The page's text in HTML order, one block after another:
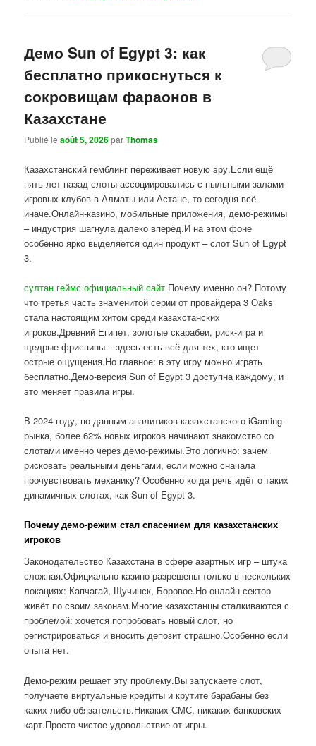
Демо Sun of Egypt 3: как
бесплатно прикоснуться к
сокровищам фараонов в
Казахстане
Publié leaoût 5, 2026parThomas
Казахстанский гемблинг переживает новую эру.Если ещё
пять лет назад слоты ассоциировались с пыльными залами
игровых клубов в Алматы или Астане, то сегодня всё
иначе.Онлайн-казино, мобильные приложения, демо-режимы
– индустрия шагнула далеко вперёд.И на этом фоне
особенно ярко выделяется один продукт – слот Sun of Egypt
3.
султан геймс официальный сайт Почему именно он? Потому
что третья часть знаменитой серии от провайдера 3 Oaks
стала настоящим хитом среди казахстанских
игроков.Древний Египет, золотые скарабеи, риск-игра и
щедрые фриспины – здесь есть всё для тех, кто ищет
острые ощущения.Но главное: в эту игру можно играть
бесплатно.Демо-версия Sun of Egypt 3 доступна каждому, и
это меняет правила игры.
В 2024 году, по данным аналитиков казахстанского iGaming-
рынка, более 62% новых игроков начинают знакомство со
слотами именно через демо-режимы.Это логично: зачем
рисковать реальными деньгами, если можно сначала
прочувствовать механику? Особенно когда речь идёт о таких
динамичных слотах, как Sun of Egypt 3.
Почему демо-режим стал спасением для казахстанских
игроков
Законодательство Казахстана в сфере азартных игр – штука
сложная.Официально казино разрешены только в нескольких
локациях: Капчагай, Щучинск, Боровое.Но онлайн-сектор
живёт по своим законам.Многие казахстанцы сталкиваются с
проблемой: хочется попробовать новый слот, но
регистрироваться и вносить депозит страшно.Особенно если
опыта нет.
Демо-режим решает эту проблему.Вы запускаете слот,
получаете виртуальные кредиты и крутите барабаны без
каких-либо обязательств.Никаких СМС, никаких банковских
карт.Просто чистое удовольствие от игры.